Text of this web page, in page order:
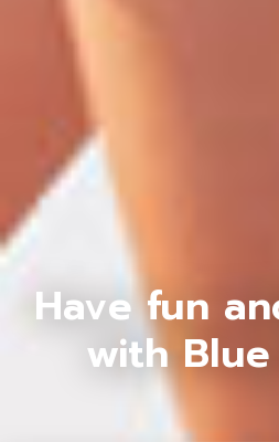
Have fun
with